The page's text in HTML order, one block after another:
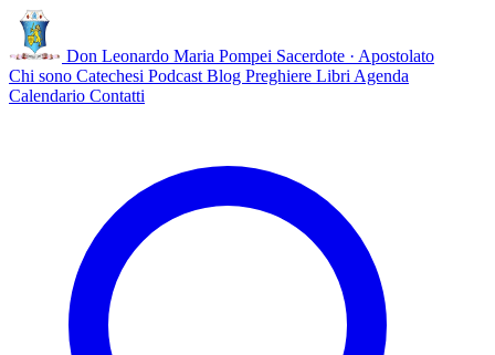
Don Leonardo Maria Pompei Sacerdote · Apostolato
Chi sono Catechesi Podcast Blog Preghiere Libri Agenda
Calendario Contatti